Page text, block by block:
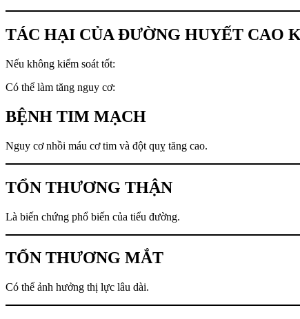
TÁC HẠI CỦA ĐƯỜNG HUYẾT CAO
Nếu không kiểm soát tốt:
Có thể làm tăng nguy cơ:
BỆNH TIM MẠCH
Nguy cơ nhồi máu cơ tim và đột quỵ tăng cao.
TỔN THƯƠNG THẬN
Là biến chứng phổ biến của tiểu đường.
TỔN THƯƠNG MẮT
Có thể ảnh hưởng thị lực lâu dài.